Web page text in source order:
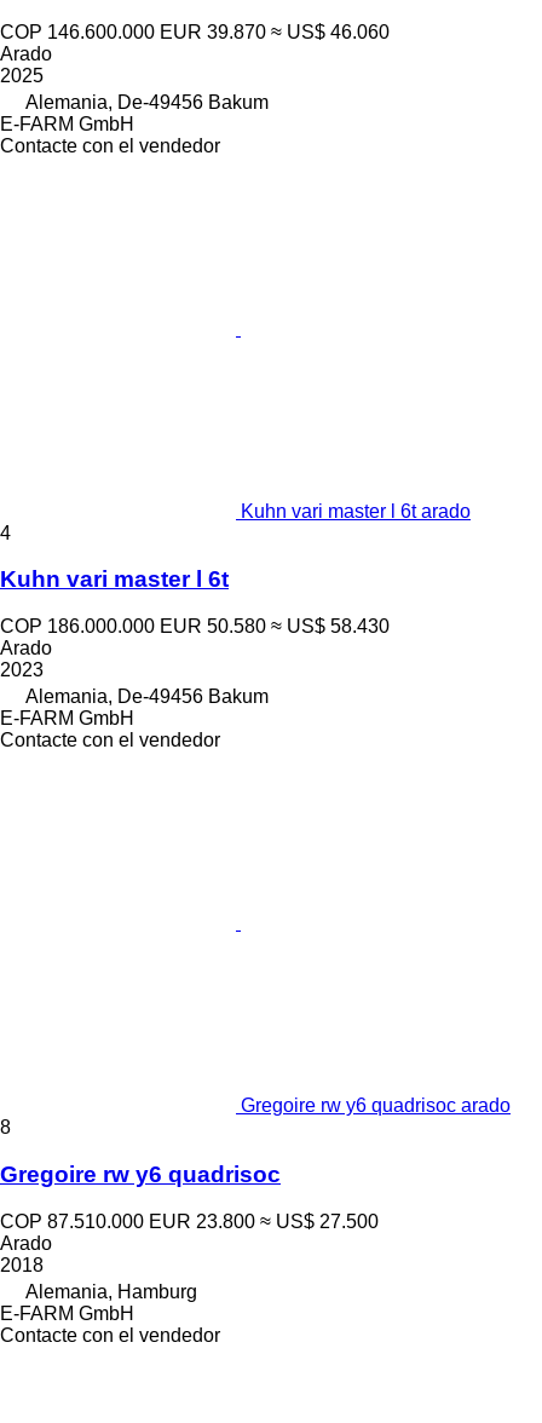
COP 146.600.000 EUR 39.870 ≈ US$ 46.060
Arado
2025
Alemania, De-49456 Bakum
E-FARM GmbH
Contacte con el vendedor
Kuhn vari master l 6t arado
4
Kuhn vari master l 6t
COP 186.000.000 EUR 50.580 ≈ US$ 58.430
Arado
2023
Alemania, De-49456 Bakum
E-FARM GmbH
Contacte con el vendedor
Gregoire rw y6 quadrisoc arado
8
Gregoire rw y6 quadrisoc
COP 87.510.000 EUR 23.800 ≈ US$ 27.500
Arado
2018
Alemania, Hamburg
E-FARM GmbH
Contacte con el vendedor